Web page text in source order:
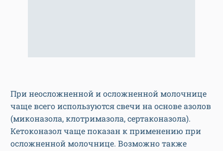
При неосложненной и осложненной молочнице
чаще всего используются свечи на основе азолов
(миконазола, клотримазола, сертаконазола).
Кетоконазол чаще показан к применению при
осложненной молочнице. Возможно также